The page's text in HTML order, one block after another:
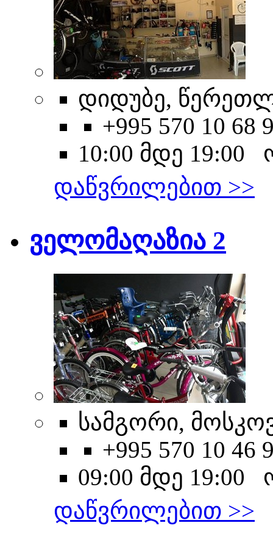
დიდუბე,
+995 570 10 68
10:00 მდე 19:00
დაწვრილებით >>
ველომაღაზია 2
სამგორი,
+995 570 10 46
09:00 მდე 19:00
დაწვრილებით >>